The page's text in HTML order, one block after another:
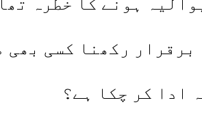
رکھنا کسی بھی
ادا کر چکا ہے؟